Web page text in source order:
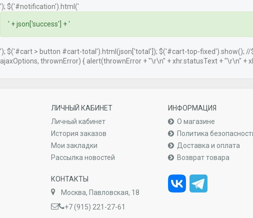
'); $('#notification').html('
' + json['success'] + '
'); $('#cart > button #cart-total').html(json['total']); $('#cart-top-fixed').show(); //
ajaxOptions, thrownError) { alert(thrownError + "\r\n" + xhr.statusText + "\r\n" +
ЛИЧНЫЙ КАБИНЕТ
Личный кабинет
История заказов
Мои закладки
Рассылка новостей
КОНТАКТЫ
Москва, Павловская, 18
+7 (915) 221-27-61
ИНФОРМАЦИЯ
О магазине
Политика
Доставка и оплата
Возврат товара